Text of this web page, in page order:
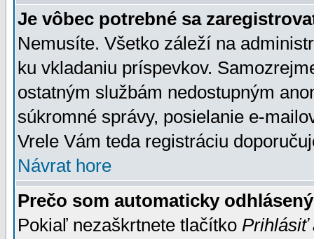
Je vôbec potrebné sa
Nemusíte. Všetko záleží na
ku vkladaniu príspevkov.
ostatným službám nedostupným
súkromné správy, posielanie e-
Vrele Vám teda registráciu
Návrat hore
Prečo som automaticky
Pokiaľ nezaškrtnete tlačítko Prihlásiť